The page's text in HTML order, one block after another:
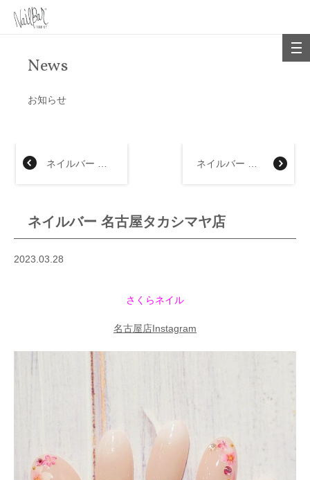
News
お知らせ
ネイルバー 名古屋タカシマヤ店
2023.03.28
さくらネイル
名古屋店Instagram